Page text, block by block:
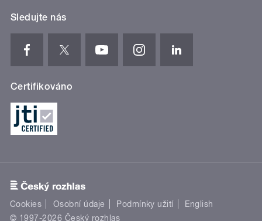
Sledujte nás
Certifikováno
Cookies Osobní údaje Podmínky užití
English
© 1997-2026 Český rozhlas